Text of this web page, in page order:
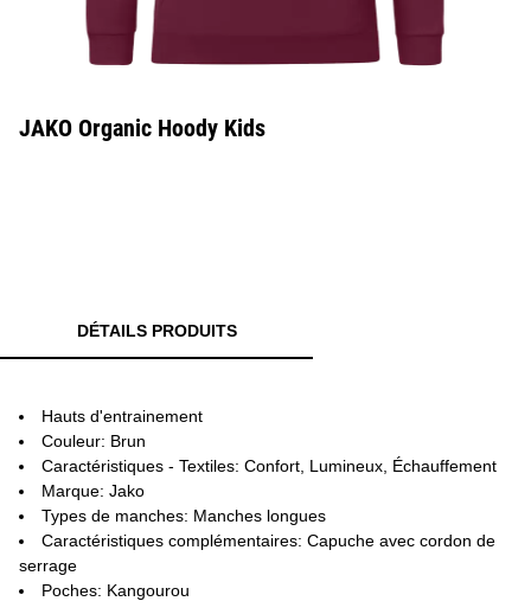
JAKO Organic Hoody Kids
DÉTAILS PRODUITS
Hauts d'entrainement
Couleur: Brun
Caractéristiques - Textiles: Confort, Lumineux, Échauffement
Marque: Jako
Types de manches: Manches longues
Caractéristiques complémentaires: Capuche avec cordon de
serrage
Poches: Kangourou